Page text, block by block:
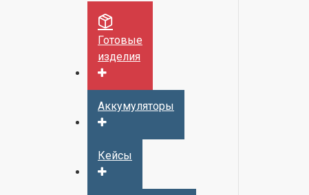
Готовые
изделия
Аккумуляторы
Кейсы